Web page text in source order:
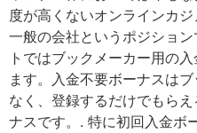
度が高くないオンラインカ
一般の会社というポジショ
トではブックメーカー用の
ます。入金不要ボーナスは
なく、登録するだけでもら
ナスです。. 特に初回入金ボ